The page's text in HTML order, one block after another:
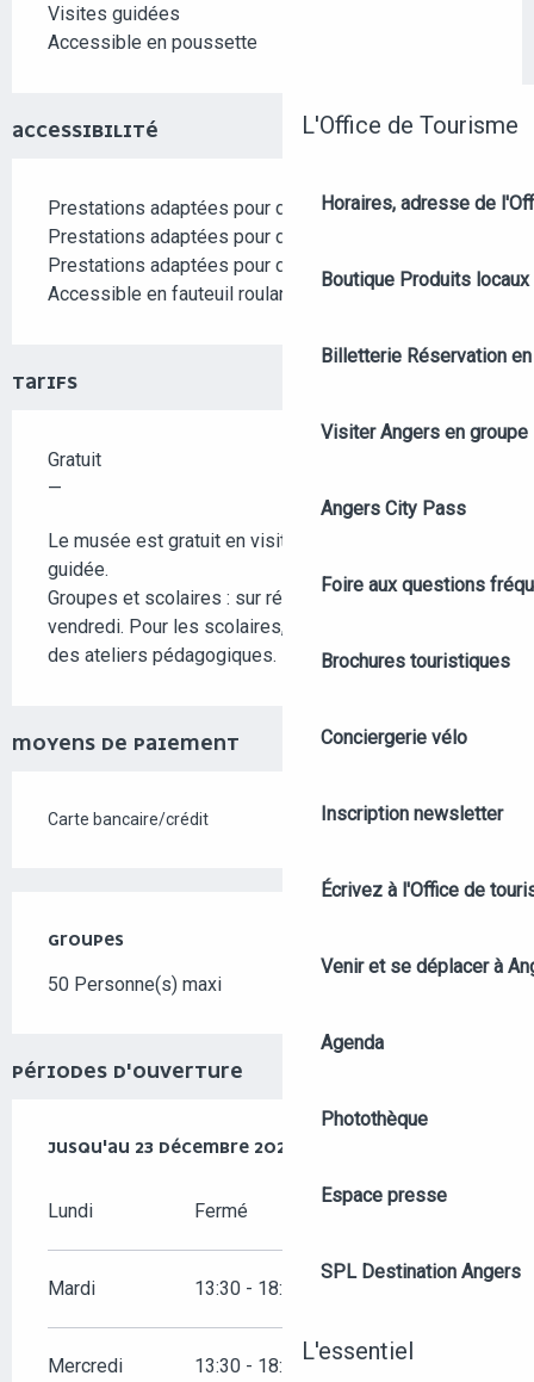
L'Office de Tourisme
Horaires, adresse de
Boutique Produits
Billetterie Réservation
Visiter Angers en groupe
Angers City Pass
Foire aux questions
Brochures touristiques
Conciergerie vélo
Inscription newsletter
Écrivez à l'Office de
Venir et se déplacer à
Agenda
Photothèque
Espace presse
SPL Destination Angers
L'essentiel
Visites guidées
Accessible en poussette
ACCESSIBILITÉ
Prestations adaptées pour déficience auditive
Prestations adaptées pour déficience mentale
Prestations adaptées pour déficience visuelle
Accessible en fauteuil roulant en autonomie
TARIFS
Gratuit
—
Le musée est gratuit en visite libre et en visite
guidée.
Groupes et scolaires : sur réservation du mardi au
vendredi. Pour les scolaires, possibilité de réserver
des ateliers pédagogiques.
MOYENS DE PAIEMENT
Carte bancaire/crédit
GROUPES
GROUPES
50 Personne(s) maxi
PÉRIODES D'OUVERTURE
DU14 FÉVRIER 2026AU23 DÉCEMBRE 2026
JUSQU'AU 23 DÉCEMBRE 2026
Lundi Fermé
Mardi 13:30 - 18:00
Mercredi 13:30 - 18:00